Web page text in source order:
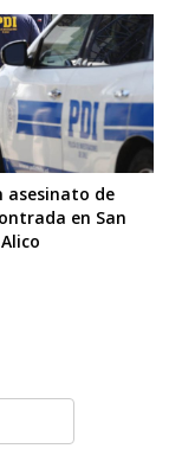
asesinato de
en San